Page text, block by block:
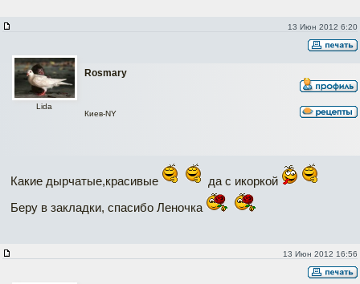
13 Июн 2012 6:20
Rosmary
Lida
Киев-NY
Какие дырчатые,красивые
да с икоркой
Беру в закладки, спасибо Леночка
13 Июн 2012 16:56